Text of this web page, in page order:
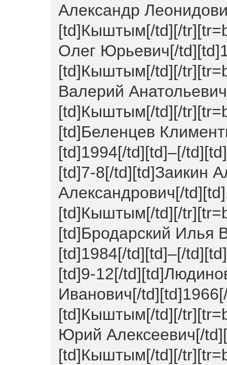
Александр
[td]Кыштым[/td][/
Олег Юрьевич[/
[td]Кыштым[/td][/
Валерий
[td]Кыштым[/td][/
[td]Беленцев
[td]1994[/td][td]–[/
[td]7-8[/td][td]Заикин
Александрович[/
[td]Кыштым[/td][/
[td]Бродарский Илья
[td]1984[/td][td]–[/
[td]9-12[/
Иванович[/
[td]Кыштым[/td][/
Юрий Алексеевич[/
[td]Кыштым[/td][/